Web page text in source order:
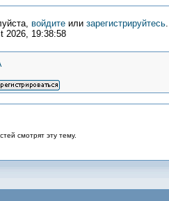
войдите или зарегистрируйтесь.
2026, 19:38:58
смотрят эту тему.